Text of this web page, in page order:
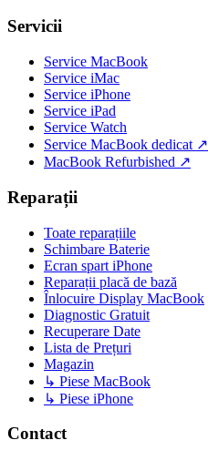
Servicii
Service MacBook
Service iMac
Service iPhone
Service iPad
Service Watch
Service MacBook dedicat ↗
MacBook Refurbished ↗
Reparații
Toate reparațiile
Schimbare Baterie
Ecran spart iPhone
Reparații placă de bază
Înlocuire Display MacBook
Diagnostic Gratuit
Recuperare Date
Lista de Prețuri
Magazin
↳ Piese MacBook
↳ Piese iPhone
Contact